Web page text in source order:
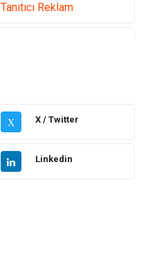
Tanıtıcı Reklam
Emlak
Sağlıklı Yaşam
X X / Twitter
Linkedin